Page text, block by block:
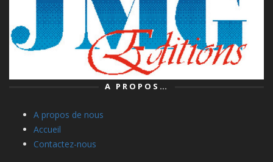
A PROPOS…
A propos de nous
Accueil
Contactez-nous